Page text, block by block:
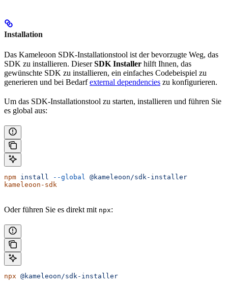
Installation
Das Kameleoon SDK-Installationstool ist der bevorzugte Weg, das
SDK zu installieren. DieserSDK Installer hilft Ihnen, das
gewünschte SDK zu installieren, ein einfaches Codebeispiel zu
generieren und bei Bedarfexternal dependencies zu konfigurieren.
Um das SDK-Installationstool zu starten, installieren und führen Sie
es global aus:
npm install --global
@kameleoon/sdk-installer
kameleoon-sdk
Oder führen Sie es direkt mit npx:
npx @kameleoon/sdk-installer